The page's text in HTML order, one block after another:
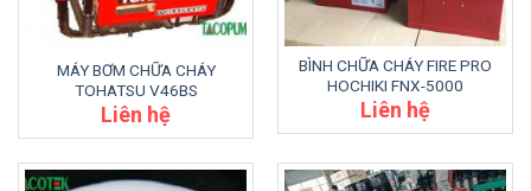
MÁY BƠM CHỮA CHÁY
TOHATSU V46BS
Liên hệ
BÌNH CHỮA CHÁY FIRE PRO
HOCHIKI FNX-5000
Liên hệ